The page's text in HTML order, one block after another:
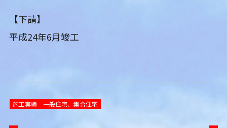
【下請】
平成24年6月竣工
施工実績 一般住宅、集合住宅